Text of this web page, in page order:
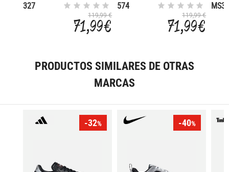
327
119,99 €
71,99 €
574
119,99 €
71,99 €
PRODUCTOS SIMILARES DE OTRAS
MARCAS
-32% -40%